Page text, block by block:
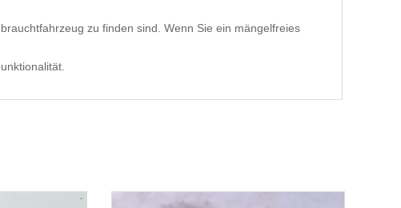
zu finden sind. Wenn Sie ein mängelfreies